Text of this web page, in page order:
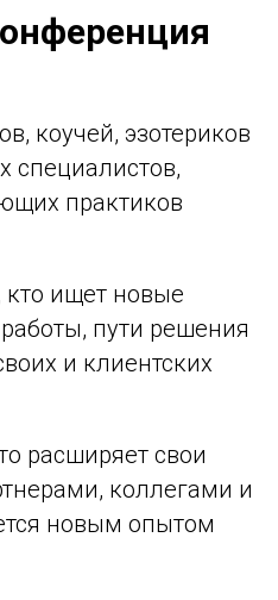
коучей, эзотериков
специалистов,
практиков
кто ищет новые
пути решения
и клиентских
расширяет свои
коллегами и
новым опытом